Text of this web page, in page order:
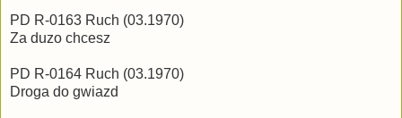
PD R-0163 Ruch (03.1970)
Za duzo chcesz
PD R-0164 Ruch (03.1970)
Droga do gwiazd